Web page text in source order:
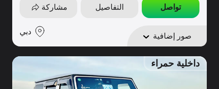
تواصل التفاصيل مشاركة
صور إضافية دبي
داخلية حمراء